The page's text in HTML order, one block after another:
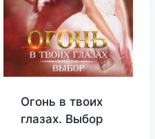
Огонь в твоих
глазах. Выбор